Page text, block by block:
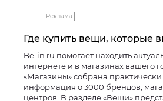
Реклама
Где купить вещи, которые
Be-in.ru помогает находить
интернете и в магазинах вашего
«Магазины» собрана
информация о 3000 брендов,
центров. В разделе «Вещи»